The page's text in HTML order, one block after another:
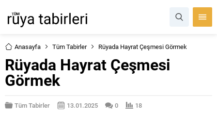
Anasayfa Tüm Tabirler Rüyada Hayrat Çeşmesi Görmek
Rüyada Hayrat Çeşmesi
Görmek
Tüm Tabirler 13.01.2025 0
18